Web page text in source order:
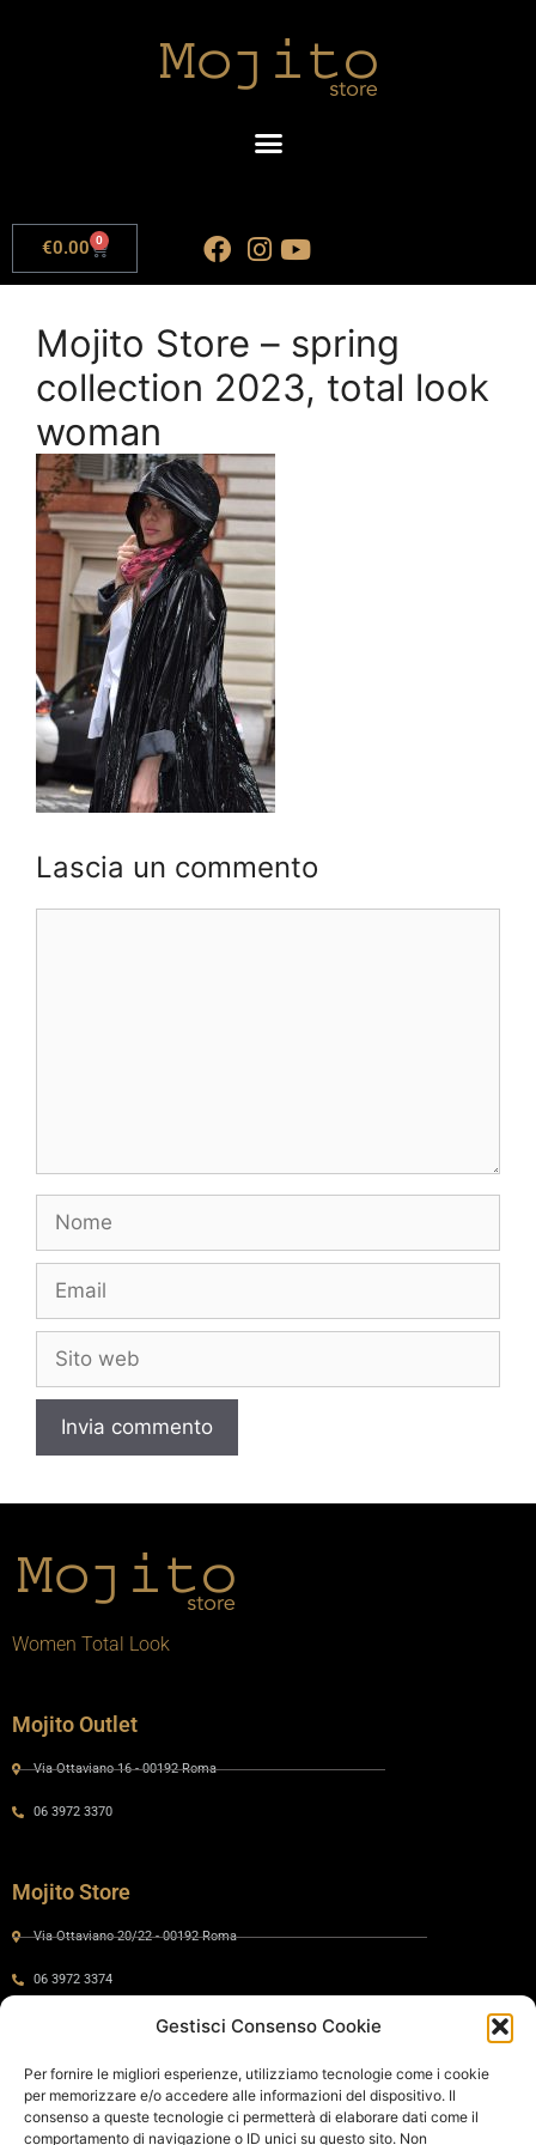
Gestisci Consenso Cookie
Per fornire le migliori esperienze, utilizziamo tecnologie come i cookie
per memorizzare e/o accedere alle informazioni del dispositivo. Il
consenso a queste tecnologie ci permetterà di elaborare dati come il
comportamento di navigazione o ID unici su questo sito. Non
€0.00 0
Mojito Store – spring
collection 2023, total look
woman
Lascia un commento
Women Total Look
Mojito Outlet
Via Ottaviano 16 - 00192 Roma
06 3972 3370
Mojito Store
Via Ottaviano 20/22 - 00192 Roma
06 3972 3374
Via Ottaviano 24 - 00192 Roma